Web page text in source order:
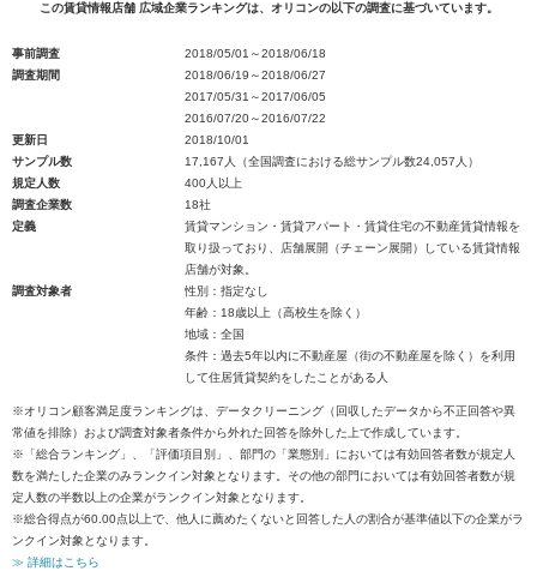
この賃貸情報店舗 広域企業ランキングは、オリコンの以下の調査に基づいています。
事前調査
2018/05/01～2018/06/18
調査期間
2018/06/19～2018/06/27
2017/05/31～2017/06/05
2016/07/20～2016/07/22
更新日
2018/10/01
サンプル数
17,167人（全国調査における総サンプル数24,057人）
規定人数
400人以上
調査企業数
18社
定義
賃貸マンション・賃貸アパート・賃貸住宅の不動産賃貸情報を
取り扱っており、店舗展開（チェーン展開）している賃貸情報
店舗が対象。
調査対象者
性別：指定なし
年齢：18歳以上（高校生を除く）
地域：全国
条件：過去5年以内に不動産屋（街の不動産屋を除く）を利用
して住居賃貸契約をしたことがある人
※オリコン顧客満足度ランキングは、データクリーニング（回収したデータから不正回答や異
常値を排除）および調査対象者条件から外れた回答を除外した上で作成しています。
※「総合ランキング」、「評価項目別」、部門の「業態別」においては有効回答者数が規定人
数を満たした企業のみランクイン対象となります。その他の部門においては有効回答者数が規
定人数の半数以上の企業がランクイン対象となります。
※総合得点が60.00点以上で、他人に薦めたくないと回答した人の割合が基準値以下の企業がラ
ンクイン対象となります。
≫ 詳細はこちら